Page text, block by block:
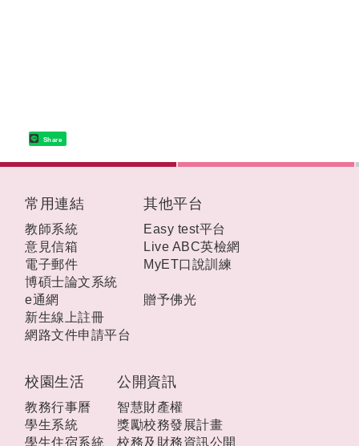
Share
校園生活
教務行事曆
學生系統
學生住宿系統
公開資訊
智慧財產權
獎勵校務發展計畫
校務及財務資訊公開
常用連結
教師系統
意見信箱
電子郵件
博碩士論文系統
e通網
新生線上註冊
網路文件申請平台
其他平台
Easy test平台
Live ABC英檢網
MyET口說訓練
贈予佛光